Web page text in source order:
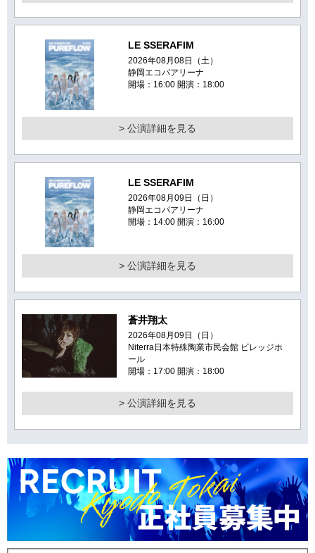
LE SSERAFIM
2026年08月08日（土）
静岡エコパアリーナ
開場：16:00 開演：18:00
> 公演詳細を見る
LE SSERAFIM
2026年08月09日（日）
静岡エコパアリーナ
開場：14:00 開演：16:00
> 公演詳細を見る
蒼井翔太
2026年08月09日（日）
Niterra日本特殊陶業市民会館 ビレッジホ
ール
開場：17:00 開演：18:00
> 公演詳細を見る